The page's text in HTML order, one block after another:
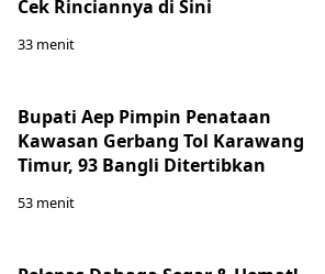
Cek Rinciannya di Sini
33 menit
Bupati Aep Pimpin Penataan
Kawasan Gerbang Tol Karawang
Timur, 93 Bangli Ditertibkan
53 menit